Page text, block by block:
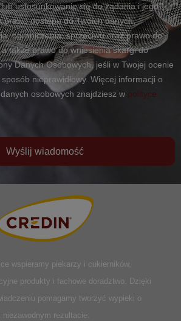
ustosunkowanie się do żądania i jego
prawo dostępu do Twoich danych,
ograniczenia, sprzeciwu oraz prawo do
także prawo do wniesienia skargi do
Danych Osobowych, jeśli w Twojej ocenie
nieprawidłowy. Więcej informacji o
osobowych znajdziesz w polityce
Wyślij wiadomość
wspieramy piekarzy i cukierników,
produkty i fachowe doradztwo. Dzięki
pomagamy tworzyć wypieki o
rezultacie.